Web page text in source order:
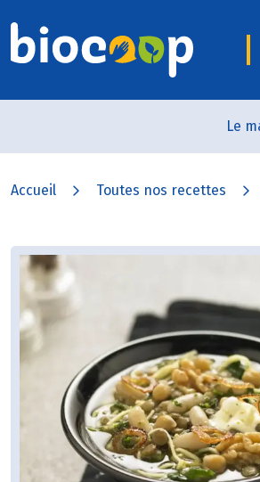
Le
Accueil Toutes nos recettes